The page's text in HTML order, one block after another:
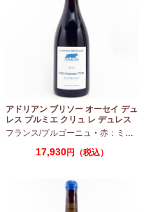
アドリアン ブリソー オーセイ デュ
レス プルミエ クリュ レ デュレス
2024 750ml
フランス/ブルゴーニュ ・ 赤：ミディアムボディ
17,930円（税込）